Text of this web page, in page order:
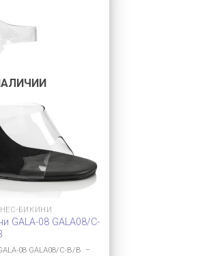
БИКИНИ
GALA-08 GALA08/C-
08 GALA08/C-B/B –